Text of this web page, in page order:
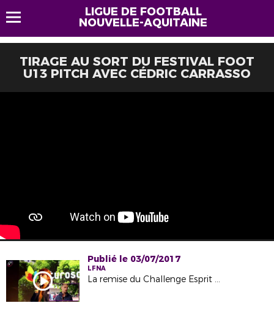
LIGUE DE FOOTBALL
NOUVELLE-AQUITAINE
TIRAGE AU SORT DU FESTIVAL FOOT
U13 PITCH AVEC CÉDRIC CARRASSO
Publié le 03/07/2017
LFNA
La remise du Challenge Esprit Foot 2017 au Futuroscope